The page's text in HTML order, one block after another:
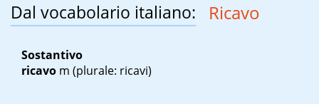
Dal vocabolario italiano: Ricavo
Sostantivo
ricavo m (plurale: ricavi)